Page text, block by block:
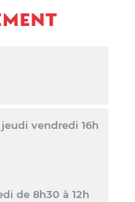
vendredi 16h
de 8h30 à 12h